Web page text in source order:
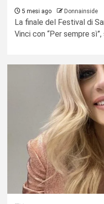
5 mesi ago Donnainside
La finale del Festival di
Vinci con “Per sempre